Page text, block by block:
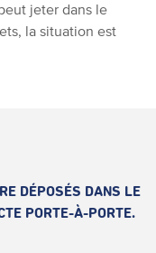
jeter dans le
la situation est
DÉPOSÉS DANS LE
PORTE-À-PORTE.